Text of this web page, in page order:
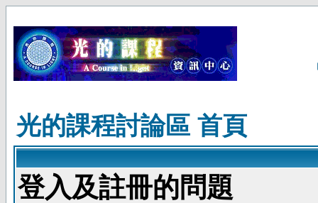
光的課程討論區 首頁
登入及註冊的問題